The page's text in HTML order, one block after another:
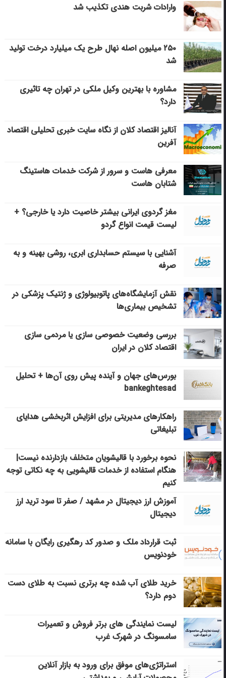
وارادات شربت هندی تکذیب شد
۲۵۰ میلیون اصله نهال طرح یک میلیارد درخت تولید
شد
مشاوره با بهترین وکیل ملکی در تهران چه تاثیری
دارد؟
آنالیز اقتصاد کلان از نگاه سایت خبری تحلیلی اقتصاد
آفرین
معرفی هاست و سرور از شرکت خدمات هاستینگ
شتابان هاست
مغز گردوی ایرانی بیشتر خاصیت دارد یا خارجی؟ +
لیست قیمت انواع گردو
آشنایی با سیستم حسابداری ابری، روشی بهینه و به
صرفه
نقش آزمایشگاه‌های پاتوبیولوژی و ژنتیک پزشکی در
تشخیص بیماری‌ها
بررسی وضعیت خصوصی سازی یا مردمی سازی
اقتصاد کلان در ایران
بورس‌های جهان و آینده پیش روی آن‌ها + تحلیل
bankeghtesad
راهکارهای مدیریتی برای افزایش اثربخشی هدایای
تبلیغاتی
نحوه برخورد با قالیشویان متخلف بازدارنده نیست|
هنگام استفاده از خدمات قالیشویی به چه نکاتی توجه
کنیم
آموزش ارز دیجیتال در مشهد / صفر تا سود ترید ارز
دیجیتال
ثبت قرارداد ملک و صدور کد رهگیری رایگان با سامانه
خودنویس
خرید طلای آب شده چه برتری نسبت به طلای دست
دوم دارد؟
لیست نمایندگی های برتر فروش و تعمیرات
سامسونگ در شهرک غرب
استراتژی‌های موفق برای ورود به بازار آنلاین